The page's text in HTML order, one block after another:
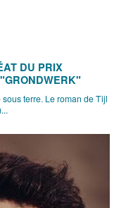
DU PRIX
terre. Le roman de Tijl